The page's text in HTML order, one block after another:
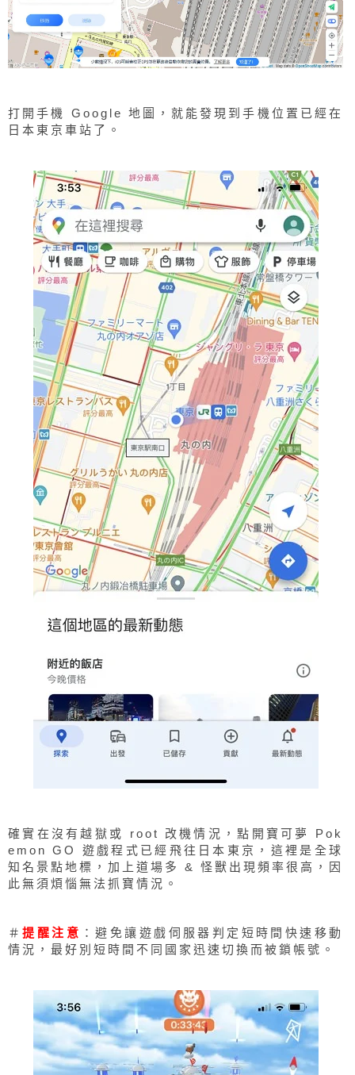
打開手機 Google 地圖，就能發現到手機位置已經在
日本東京車站了。
確實在沒有越獄或 root 改機情況，點開寶可夢 Pok
emon GO 遊戲程式已經飛往日本東京，這裡是全球
知名景點地標，加上道場多 & 怪獸出現頻率很高，因
此無須煩惱無法抓寶情況。
＃提醒注意 ：避免讓遊戲伺服器判定短時間快速移動
情況，最好別短時間不同國家迅速切換而被鎖帳號。